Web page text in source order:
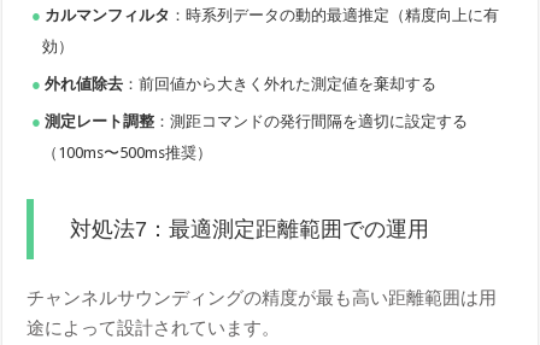
カルマンフィルタ ：時系列データの動的最適推定（精度向上に有
効）
外れ値除去 ：前回値から大きく外れた測定値を棄却する
測定レート調整 ：測距コマンドの発行間隔を適切に設定する
（100ms〜500ms推奨）
対処法7：最適測定距離範囲での運用
チャンネルサウンディングの精度が最も高い距離範囲は用
途によって設計されています。